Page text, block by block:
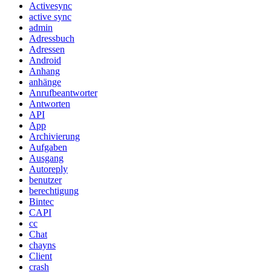
Activesync
active sync
admin
Adressbuch
Adressen
Android
Anhang
anhänge
Anrufbeantworter
Antworten
API
App
Archivierung
Aufgaben
Ausgang
Autoreply
benutzer
berechtigung
Bintec
CAPI
cc
Chat
chayns
Client
crash